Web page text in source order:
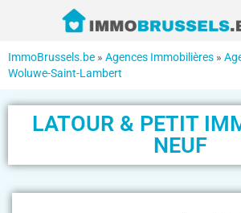
ImmoBrussels.be » Agences Immobilières »
Woluwe-Saint-Lambert
LATOUR & PETIT
NEUF